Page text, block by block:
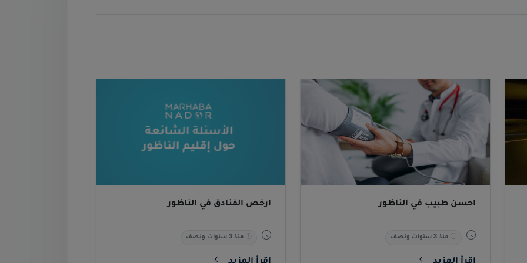
أحسن طبيب في الناظور
منذ 3 سنوات ونصف
أرخص الفنادق في الناظور
منذ 3 سنوات ونصف